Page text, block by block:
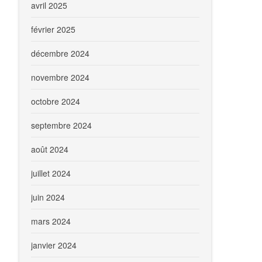
avril 2025
février 2025
décembre 2024
novembre 2024
octobre 2024
septembre 2024
août 2024
juillet 2024
juin 2024
mars 2024
janvier 2024